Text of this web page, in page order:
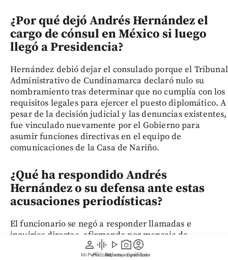
person
Mi Perfil
graphic_eq
Pódcast
play_arrow
Videos
photo_camera
Reportajes gráficos
account_circle
Suscríbete
¿Por qué dejó Andrés Hernández el
cargo de cónsul en México si luego
llegó a Presidencia?
Hernández debió dejar el consulado porque el Tribunal
Administrativo de Cundinamarca declaró nulo su
nombramiento tras determinar que no cumplía con los
requisitos legales para ejercer el puesto diplomático. A
pesar de la decisión judicial y las denuncias existentes,
fue vinculado nuevamente por el Gobierno para
asumir funciones directivas en el equipo de
comunicaciones de la Casa de Nariño.
¿Qué ha respondido Andrés
Hernández o su defensa ante estas
acusaciones periodísticas?
El funcionario se negó a responder llamadas e
inquiries directas, afirmando por mensaje de
WhatsApp que no daría declaraciones hasta reunirse
con su vocero y apoderado legal, el abogado Julio